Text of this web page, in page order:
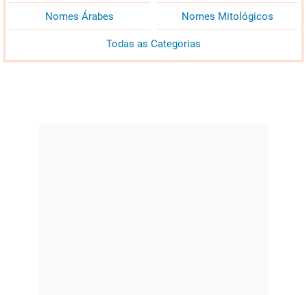
Nomes Árabes Nomes Mitológicos
Todas as Categorias